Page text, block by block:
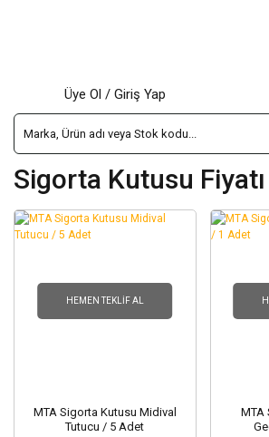
Üye Ol / Giriş Yap
Sigorta Kutusu Fiyatı
HEMEN TEKLIF AL
MTA Sigorta Kutusu Midival
Tutucu / 5 Adet
MTA